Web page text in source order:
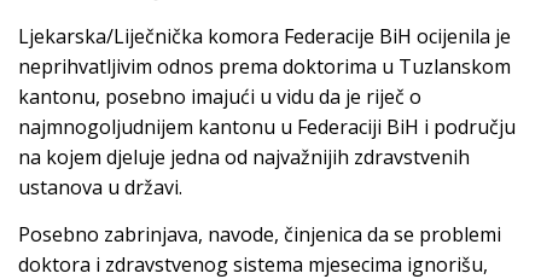
Ljekarska/Liječnička komora Federacije BiH ocijenila je
neprihvatljivim odnos prema doktorima u Tuzlanskom
kantonu, posebno imajući u vidu da je riječ o
najmnogoljudnijem kantonu u Federaciji BiH i području
na kojem djeluje jedna od najvažnijih zdravstvenih
ustanova u državi.
Posebno zabrinjava, navode, činjenica da se problemi
doktora i zdravstvenog sistema mjesecima ignorišu,